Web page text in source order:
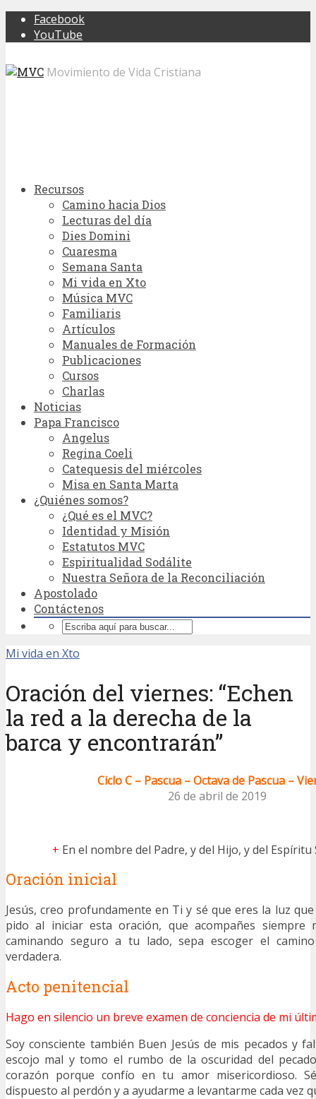
Facebook
YouTube
Movimiento de Vida Cristiana
Recursos
Camino hacia Dios
Lecturas del día
Dies Domini
Cuaresma
Semana Santa
Mi vida en Xto
Música MVC
Familiaris
Artículos
Manuales de Formación
Publicaciones
Cursos
Charlas
Noticias
Papa Francisco
Angelus
Regina Coeli
Catequesis del miércoles
Misa en Santa Marta
¿Quiénes somos?
¿Qué es el MVC?
Identidad y Misión
Estatutos MVC
Espiritualidad Sodálite
Nuestra Señora de la Reconciliación
Apostolado
Contáctenos
Mi vida en Xto
Oración del viernes: “Echen
la red a la derecha de la
barca y encontrarán”
Ciclo C – Pascua – Octava de Pascua –
26 de abril de 2019
+ En el nombre del Padre, y del Hijo, y del Espíritu
Oración inicial
Jesús, creo profundamente en Ti y sé que eres la luz
pido al iniciar esta oración, que acompañes siempre
caminando seguro a tu lado, sepa escoger el
verdadera.
Acto penitencial
Hago en silencio un breve examen de conciencia de mi
Soy consciente también Buen Jesús de mis pecados y
escojo mal y tomo el rumbo de la oscuridad del
corazón porque confío en tu amor misericordioso.
dispuesto al perdón y a ayudarme a levantarme cada vez